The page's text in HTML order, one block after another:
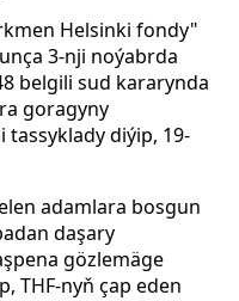
Helsinki fondy"
3-nji noýabrda
belgili sud kararynda
goragyny
diýip, 19-
adamlara bosgun
daşary
gözlemäge
THF-nyň çap eden